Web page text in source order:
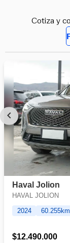
Cotiza y